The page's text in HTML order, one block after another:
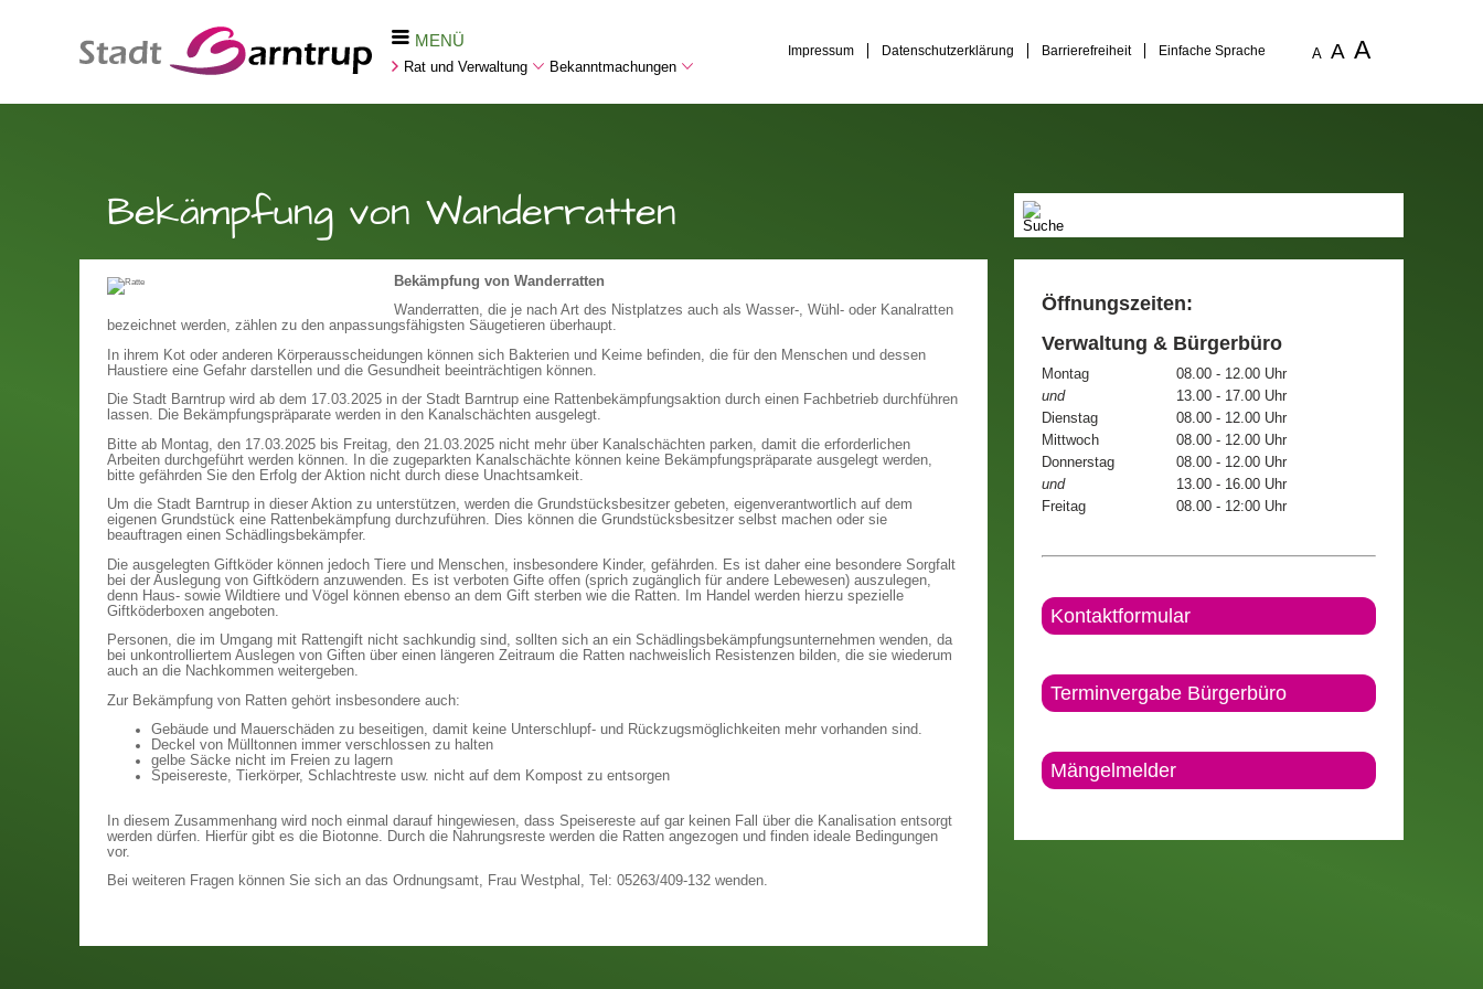
MENÜ
Rat und Verwaltung Bekanntmachungen
Impressum Datenschutzerklärung Barrierefreiheit Einfache Sprache A A A
Bekämpfung von Wanderratten
Bekämpfung von Wanderratten
Wanderratten, die je nach Art des Nistplatzes auch als Wasser-, Wühl- oder Kanalratten
bezeichnet werden, zählen zu den anpassungsfähigsten Säugetieren überhaupt.
In ihrem Kot oder anderen Körperausscheidungen können sich Bakterien und Keime befinden, die für den Menschen und dessen
Haustiere eine Gefahr darstellen und die Gesundheit beeinträchtigen können.
Die Stadt Barntrup wird ab dem 17.03.2025 in der Stadt Barntrup eine Rattenbekämpfungsaktion durch einen Fachbetrieb durchführen
lassen. Die Bekämpfungspräparate werden in den Kanalschächten ausgelegt.
Bitte ab Montag, den 17.03.2025 bis Freitag, den 21.03.2025 nicht mehr über Kanalschächten parken, damit die erforderlichen
Arbeiten durchgeführt werden können. In die zugeparkten Kanalschächte können keine Bekämpfungspräparate ausgelegt werden,
bitte gefährden Sie den Erfolg der Aktion nicht durch diese Unachtsamkeit.
Um die Stadt Barntrup in dieser Aktion zu unterstützen, werden die Grundstücksbesitzer gebeten, eigenverantwortlich auf dem
eigenen Grundstück eine Rattenbekämpfung durchzuführen. Dies können die Grundstücksbesitzer selbst machen oder sie
beauftragen einen Schädlingsbekämpfer.
Die ausgelegten Giftköder können jedoch Tiere und Menschen, insbesondere Kinder, gefährden. Es ist daher eine besondere Sorgfalt
bei der Auslegung von Giftködern anzuwenden. Es ist verboten Gifte offen (sprich zugänglich für andere Lebewesen) auszulegen,
denn Haus- sowie Wildtiere und Vögel können ebenso an dem Gift sterben wie die Ratten. Im Handel werden hierzu spezielle
Giftköderboxen angeboten.
Personen, die im Umgang mit Rattengift nicht sachkundig sind, sollten sich an ein Schädlingsbekämpfungsunternehmen wenden, da
bei unkontrolliertem Auslegen von Giften über einen längeren Zeitraum die Ratten nachweislich Resistenzen bilden, die sie wiederum
auch an die Nachkommen weitergeben.
Zur Bekämpfung von Ratten gehört insbesondere auch:
Gebäude und Mauerschäden zu beseitigen, damit keine Unterschlupf- und Rückzugsmöglichkeiten mehr vorhanden sind.
Deckel von Mülltonnen immer verschlossen zu halten
gelbe Säcke nicht im Freien zu lagern
Speisereste, Tierkörper, Schlachtreste usw. nicht auf dem Kompost zu entsorgen
In diesem Zusammenhang wird noch einmal darauf hingewiesen, dass Speisereste auf gar keinen Fall über die Kanalisation entsorgt
werden dürfen. Hierfür gibt es die Biotonne. Durch die Nahrungsreste werden die Ratten angezogen und finden ideale Bedingungen
vor.
Bei weiteren Fragen können Sie sich an das Ordnungsamt, Frau Westphal, Tel: 05263/409-132 wenden.
Öffnungszeiten:
Verwaltung & Bürgerbüro
Montag
08.00 - 12.00 Uhr
und
13.00 - 17.00 Uhr
Dienstag
08.00 - 12.00 Uhr
Mittwoch
08.00 - 12.00 Uhr
Donnerstag
08.00 - 12.00 Uhr
und
13.00 - 16.00 Uhr
Freitag
08.00 - 12:00 Uhr
Kontaktformular
Terminvergabe Bürgerbüro
Mängelmelder